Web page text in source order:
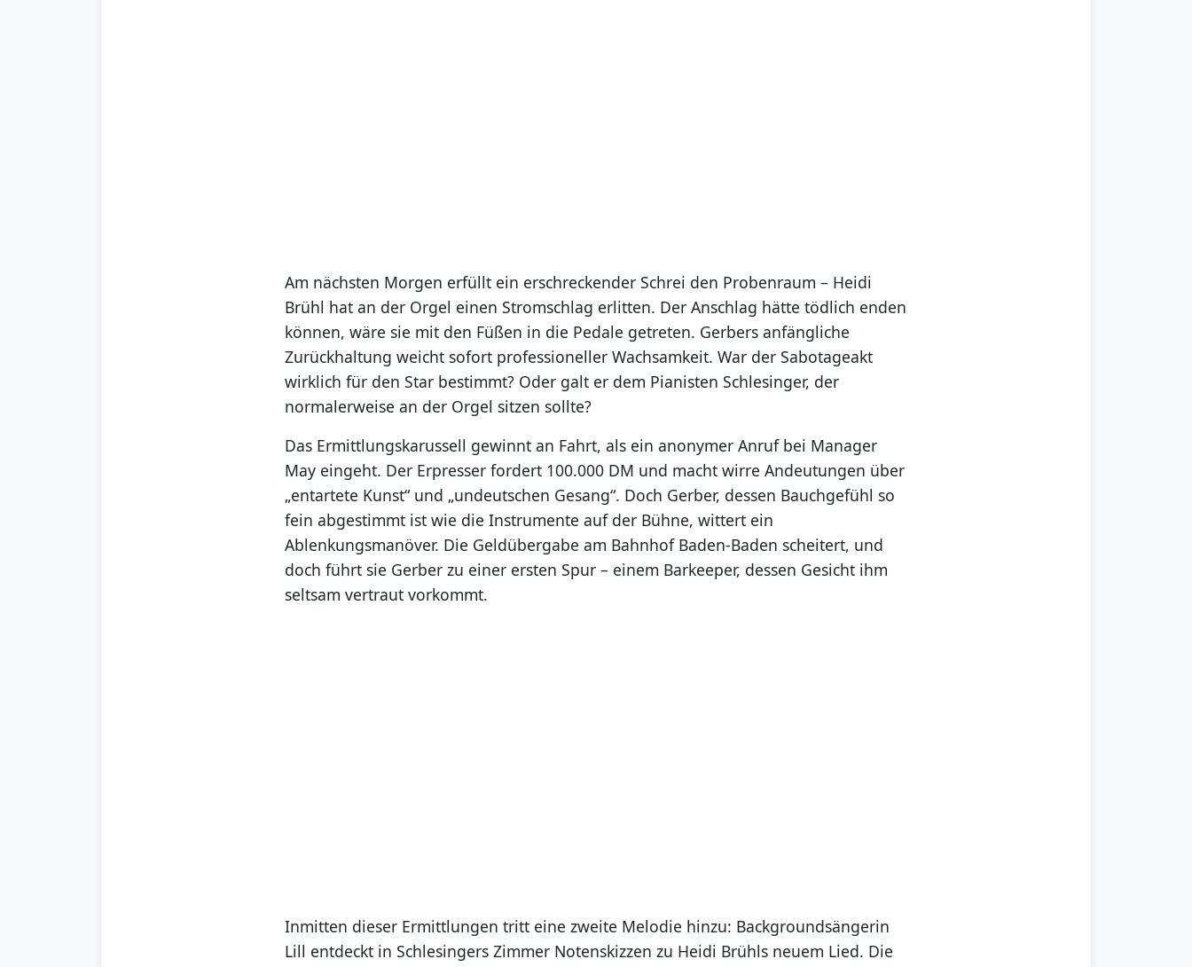
Am nächsten Morgen erfüllt ein erschreckender Schrei den Probenraum – Heidi
Brühl hat an der Orgel einen Stromschlag erlitten. Der Anschlag hätte tödlich enden
können, wäre sie mit den Füßen in die Pedale getreten. Gerbers anfängliche
Zurückhaltung weicht sofort professioneller Wachsamkeit. War der Sabotageakt
wirklich für den Star bestimmt? Oder galt er dem Pianisten Schlesinger, der
normalerweise an der Orgel sitzen sollte?
Das Ermittlungskarussell gewinnt an Fahrt, als ein anonymer Anruf bei Manager
May eingeht. Der Erpresser fordert 100.000 DM und macht wirre Andeutungen über
„entartete Kunst“ und „undeutschen Gesang“. Doch Gerber, dessen Bauchgefühl so
fein abgestimmt ist wie die Instrumente auf der Bühne, wittert ein
Ablenkungsmanöver. Die Geldübergabe am Bahnhof Baden-Baden scheitert, und
doch führt sie Gerber zu einer ersten Spur – einem Barkeeper, dessen Gesicht ihm
seltsam vertraut vorkommt.
Inmitten dieser Ermittlungen tritt eine zweite Melodie hinzu: Backgroundsängerin
Lill entdeckt in Schlesingers Zimmer Notenskizzen zu Heidi Brühls neuem Lied. Die